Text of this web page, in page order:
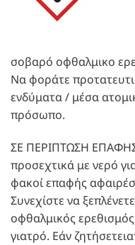
σοβαρό οφθαλμικο
Να φοράτε
ενδύματα / μέσα
πρόσωπο.
ΣΕ ΠΕΡΙΠΤΩΣΗ
προσεχτικά με νερό
φακοί επαφής
Συνεχίστε να
οφθαλμικός
γιατρό. Εάν